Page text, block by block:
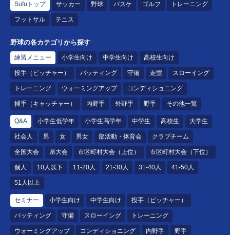
Sufuトップ サッカー 野球 バスケ ゴルフ トレーニング
フットサル テニス
野球の各カテゴリから探す
練習メニュー 小学生向け 中学生向け 高校生向け
投手（ピッチャー） バッティング 守備 走塁 スローイング
トレーニング ウォーミングアップ コンディショニング
捕手（キャッチャー） 内野手 外野手 野手 その他一覧
Q&A 小学生低学年 小学生高学年 中学生 高校生 大学生
社会人 男 女 男女 部活動・体育会 クラブチーム
全国大会 県大会 市区町村大会（上位） 市区町村大会（下位）
個人 10人以下 11-20人 21-30人 31-40人 41-50人
51人以上
セミナー 小学生向け 中学生向け 投手（ピッチャー）
バッティング 守備 スローイング トレーニング
ウォーミングアップ コンディショニング 内野手 野手